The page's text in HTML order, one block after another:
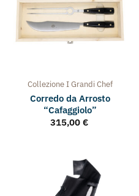
Corredo da Arrosto
“Cafaggiolo”
315,00€